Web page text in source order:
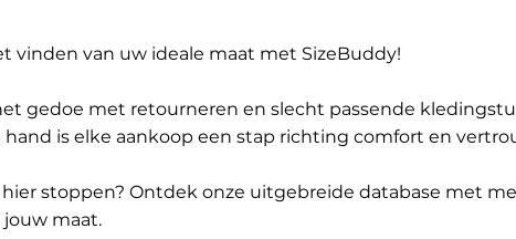
vinden van uw ideale maat met SizeBuddy!
gedoe met retourneren en slecht passende
is elke aankoop een stap richting comfort en
hier stoppen? Ontdek onze uitgebreide database met
maat.